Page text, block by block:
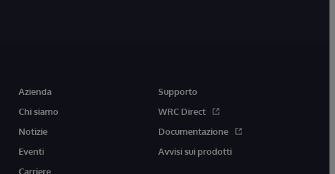
Azienda
Chi siamo
Notizie
Eventi
Carriere
Supporto
WRC Direct
Documentazione
Avvisi sui prodotti